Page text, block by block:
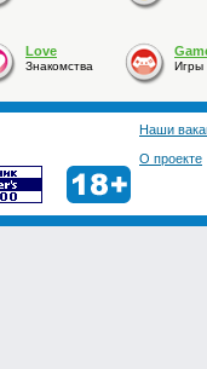
Love
Знакомства Игры
Наши
О проекте